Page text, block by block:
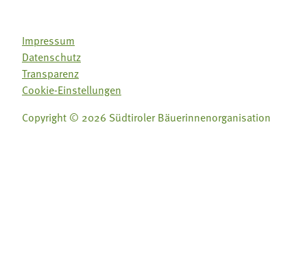
Impressum
Datenschutz
Transparenz
Cookie-Einstellungen
Copyright © 2026 Südtiroler Bäuerinnenorganisation